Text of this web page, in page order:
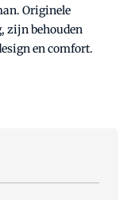
Originele
zijn behouden
en comfort.